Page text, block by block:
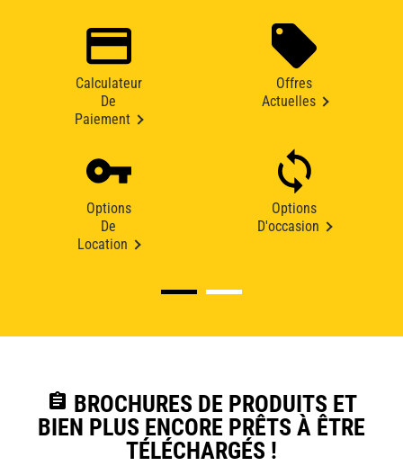
Calculateur
De
Paiement
Offres
Actuelles
Options
De
Location
Options
D'occasion
assignment BROCHURES DE PRODUITS ET
BIEN PLUS ENCORE PRÊTS À ÊTRE
TÉLÉCHARGÉS !